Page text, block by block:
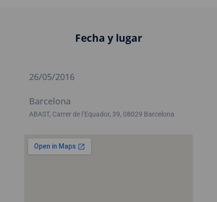
Fecha y lugar
26/05/2016
Barcelona
ABAST, Carrer de l’Equador, 39, 08029 Barcelona